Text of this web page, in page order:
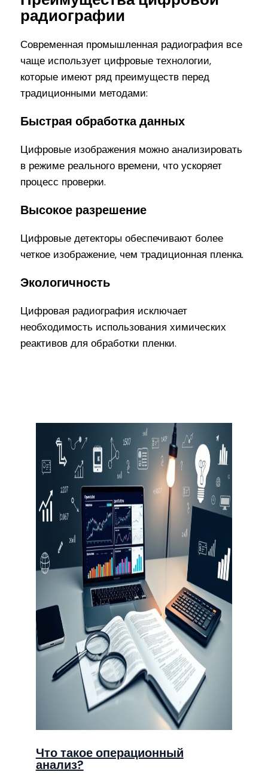
радиографии
Современная промышленная радиография все
чаще использует цифровые технологии,
которые имеют ряд преимуществ перед
традиционными методами:
Быстрая обработка данных
Цифровые изображения можно анализировать
в режиме реального времени, что ускоряет
процесс проверки.
Высокое разрешение
Цифровые детекторы обеспечивают более
четкое изображение, чем традиционная пленка.
Экологичность
Цифровая радиография исключает
необходимость использования химических
реактивов для обработки пленки.
Что такое операционный
анализ?